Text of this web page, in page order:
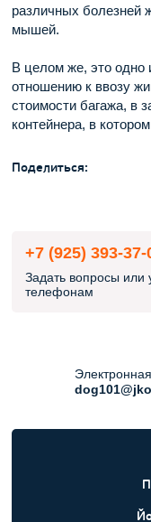
различных болезней
мышей.
В целом же, это одно
отношению к ввозу
стоимости багажа, в
контейнера, в
Поделиться:
+7 (925) 393-37-
Задать вопросы
телефонам